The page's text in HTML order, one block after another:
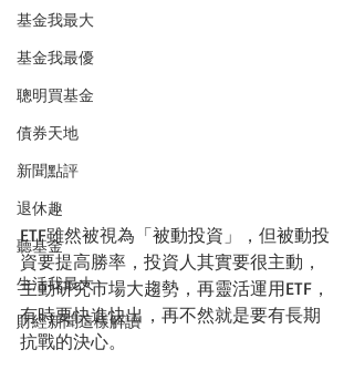
基金我最大
基金我最優
聰明買基金
債券天地
新聞點評
退休趣
聽基金
生活我最大
財經新聞這樣解讀
ETF雖然被視為「被動投資」，但被動投
資要提高勝率，投資人其實要很主動，
主動研究市場大趨勢，再靈活運用ETF，
有時要快進快出，再不然就是要有長期
抗戰的決心。